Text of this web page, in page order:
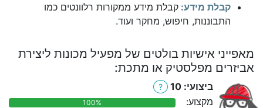
קבלת מידע: קבלת מידע ממקורות רלוונטים כמו
התבוננות, חיפוש, מחקר ועוד.
מאפייני אישיות בולטים של מפעיל מכונות ליצירת
אביזרים מפלסטיק או מתכת:
ביצועי: 10 ?
מקצוע: 100%